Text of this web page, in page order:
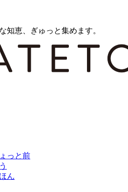
知恵、ぎゅっと集めます。
っと前
ん